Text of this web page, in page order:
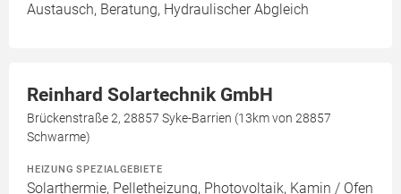
Austausch, Beratung, Hydraulischer Abgleich
Reinhard Solartechnik GmbH
Brückenstraße 2, 28857 Syke-Barrien (13km von 28857
Schwarme)
HEIZUNG SPEZIALGEBIETE
Solarthermie, Pelletheizung, Photovoltaik, Kamin / Ofen